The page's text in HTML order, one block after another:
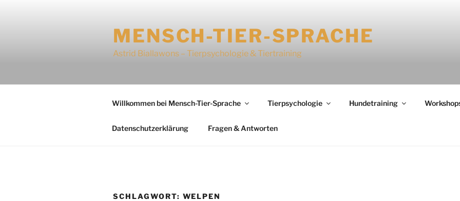
MENSCH-TIER-SPRACHE
Astrid Biallawons – Tierpsychologie & Tiertraining
Willkommen bei Mensch-Tier-Sprache Tierpsychologie Hundetraining
Datenschutzerklärung Fragen & Antworten
SCHLAGWORT: WELPEN